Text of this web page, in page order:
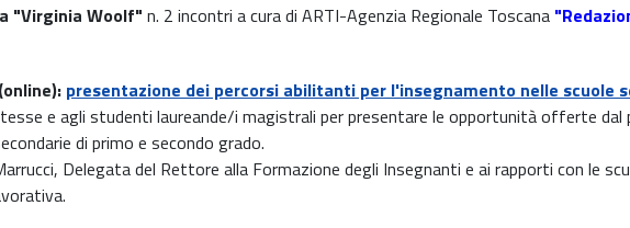
"Virginia Woolf" n. 2 incontri a cura di ARTI-Agenzia Regionale Toscana
presentazione dei percorsi abilitanti per l'insegnamento nelle scuole
e agli studenti laureande/i magistrali per presentare le opportunità offerte
di primo e secondo grado.
Delegata del Rettore alla Formazione degli Insegnanti e ai rapporti con le